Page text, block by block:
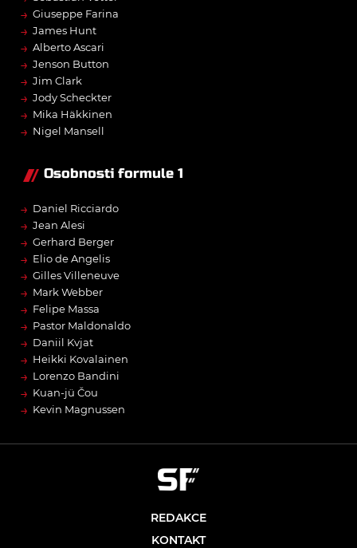
→ Giuseppe Farina
→ James Hunt
→ Alberto Ascari
→ Jenson Button
→ Jim Clark
→ Jody Scheckter
→ Mika Häkkinen
→ Nigel Mansell
Osobnosti formule 1
→ Daniel Ricciardo
→ Jean Alesi
→ Gerhard Berger
→ Elio de Angelis
→ Gilles Villeneuve
→ Mark Webber
→ Felipe Massa
→ Pastor Maldonaldo
→ Daniil Kvjat
→ Heikki Kovalainen
→ Lorenzo Bandini
→ Kuan-jü Čou
→ Kevin Magnussen
REDAKCE
KONTAKT